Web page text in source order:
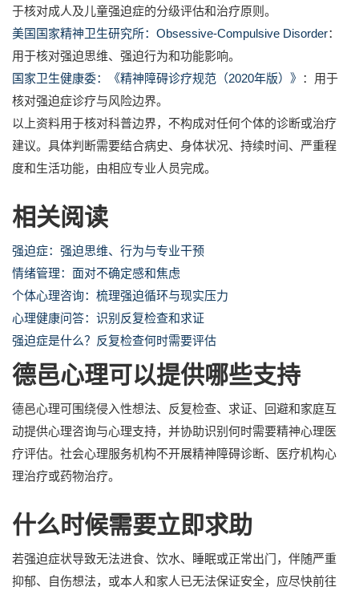
于核对成人及儿童强迫症的分级评估和治疗原则。
美国国家精神卫生研究所：Obsessive-Compulsive Disorder：
用于核对强迫思维、强迫行为和功能影响。
国家卫生健康委：《精神障碍诊疗规范（2020年版）》 ：用于
核对强迫症诊疗与风险边界。
以上资料用于核对科普边界，不构成对任何个体的诊断或治疗
建议。具体判断需要结合病史、身体状况、持续时间、严重程
度和生活功能，由相应专业人员完成。
相关阅读
强迫症：强迫思维、行为与专业干预
情绪管理：面对不确定感和焦虑
个体心理咨询：梳理强迫循环与现实压力
心理健康问答：识别反复检查和求证
强迫症是什么？反复检查何时需要评估
德邑心理可以提供哪些支持
德邑心理可围绕侵入性想法、反复检查、求证、回避和家庭互
动提供心理咨询与心理支持，并协助识别何时需要精神心理医
疗评估。社会心理服务机构不开展精神障碍诊断、医疗机构心
理治疗或药物治疗。
什么时候需要立即求助
若强迫症状导致无法进食、饮水、睡眠或正常出门，伴随严重
抑郁、自伤想法，或本人和家人已无法保证安全，应尽快前往